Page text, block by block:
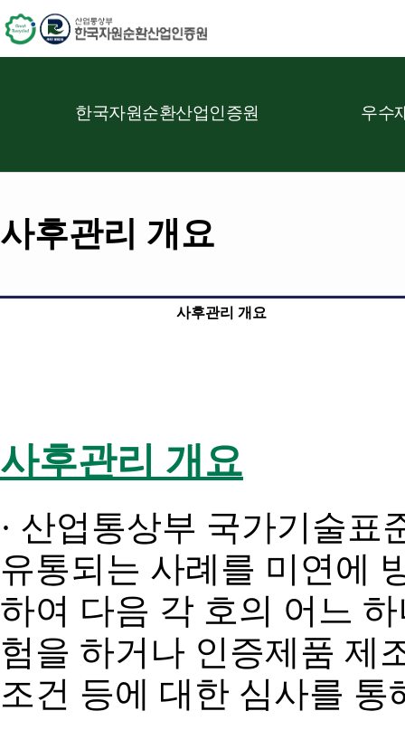
한국자원순환산업인증원 우수
사후관리 개요
사후관리 개요
사후관리 개요
· 산업통상부 국가기술표
유통되는 사례를 미연에
하여 다음 각 호의 어느
험을 하거나 인증제품 제
조건 등에 대한 심사를